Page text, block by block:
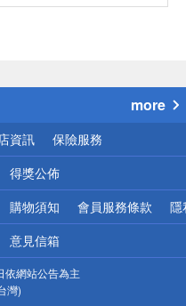
more
資訊 保險服務
得獎公佈
購物須知 會員服務條款 隱
意見信箱
依網站公告為主
灣)